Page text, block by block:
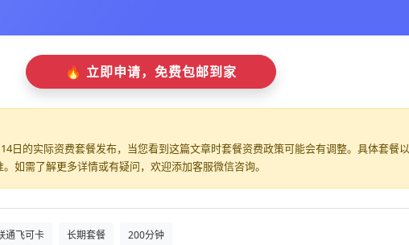
🔥 立即申请，免费包邮到家
日的实际资费套餐发布，当您看到这篇文章时套餐资费政策可能会有调整。具体套餐以
如需了解更多详情或有疑问，欢迎添加客服微信咨询。
通飞可卡 长期套餐 200分钟